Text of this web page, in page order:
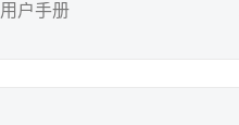
用户手册